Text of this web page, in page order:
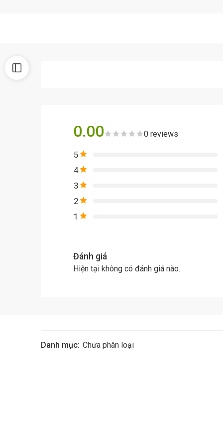
0.00 0 reviews
5
4
3
2
1
Đánh giá
Hiện tại không có đánh giá nào.
Danh mục: Chưa phân loại